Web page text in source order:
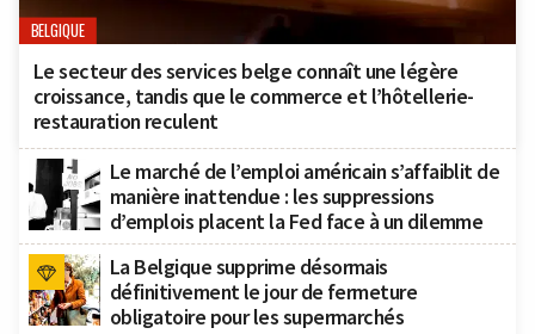
BELGIQUE
Le secteur des services belge connaît une légère
croissance, tandis que le commerce et l’hôtellerie-
restauration reculent
Le marché de l’emploi américain s’affaiblit de
manière inattendue : les suppressions
d’emplois placent la Fed face à un dilemme
La Belgique supprime désormais
définitivement le jour de fermeture
obligatoire pour les supermarchés